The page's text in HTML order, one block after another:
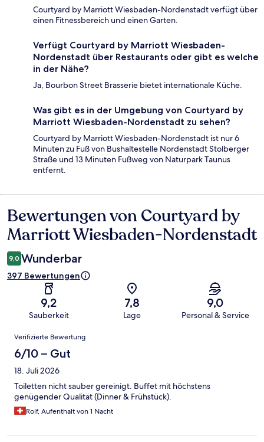
Courtyard by Marriott Wiesbaden-Nordenstadt verfügt über
einen Fitnessbereich und einen Garten.
Verfügt Courtyard by Marriott Wiesbaden-
Nordenstadt über Restaurants oder gibt es welche
in der Nähe?
Ja, Bourbon Street Brasserie bietet internationale Küche.
Was gibt es in der Umgebung von Courtyard by
Marriott Wiesbaden-Nordenstadt zu sehen?
Courtyard by Marriott Wiesbaden-Nordenstadt ist nur 6
Minuten zu Fuß von Bushaltestelle Nordenstadt Stolberger
Straße und 13 Minuten Fußweg von Naturpark Taunus
entfernt.
Bewertungen
Bewertungen von Courtyard by
Marriott Wiesbaden-Nordenstadt
9,0 Wunderbar
397 Bewertungen
9,2
Sauberkeit
7,8
Lage
9,0
Personal & Service
Bewertungen
Verifizierte Bewertung
6/10 – Gut
18. Juli 2026
Toiletten nicht sauber gereinigt. Buffet mit höchstens
genügender Qualität (Dinner & Frühstück).
Rolf, Aufenthalt von 1 Nacht